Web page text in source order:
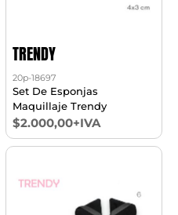
TRENDY
20p-18697
Set De Esponjas
Maquillaje Trendy
$2.000,00+IVA